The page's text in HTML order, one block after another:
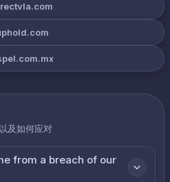
及如何应对
from a breach of our